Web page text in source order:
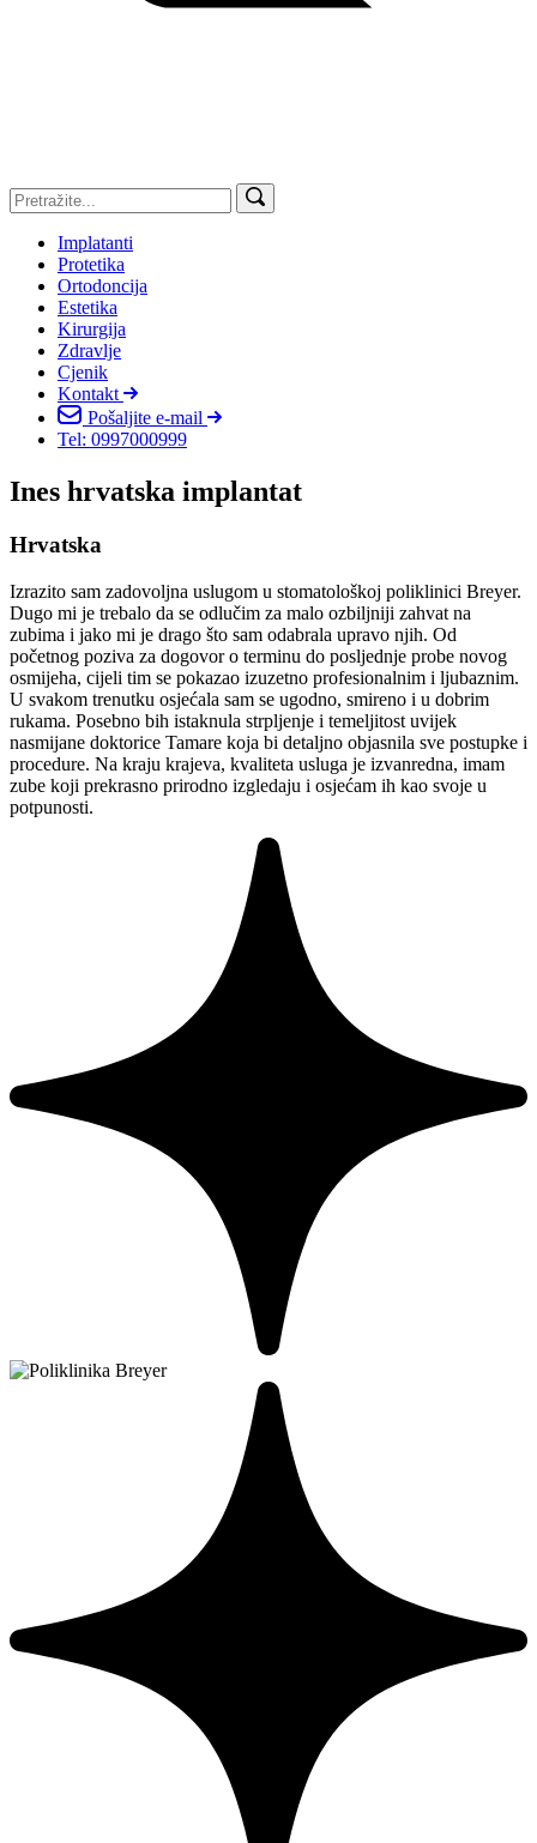
Implatanti
Protetika
Ortodoncija
Estetika
Kirurgija
Zdravlje
Cjenik
Kontakt
Pošaljite e-mail
Tel: 0997000999
Ines hrvatska implantat
Hrvatska
Izrazito sam zadovoljna uslugom u stomatološkoj poliklinici Breyer.
Dugo mi je trebalo da se odlučim za malo ozbiljniji zahvat na
zubima i jako mi je drago što sam odabrala upravo njih. Od
početnog poziva za dogovor o terminu do posljednje probe novog
osmijeha, cijeli tim se pokazao izuzetno profesionalnim i ljubaznim.
U svakom trenutku osjećala sam se ugodno, smireno i u dobrim
rukama. Posebno bih istaknula strpljenje i temeljitost uvijek
nasmijane doktorice Tamare koja bi detaljno objasnila sve postupke i
procedure. Na kraju krajeva, kvaliteta usluga je izvanredna, imam
zube koji prekrasno prirodno izgledaju i osjećam ih kao svoje u
potpunosti.